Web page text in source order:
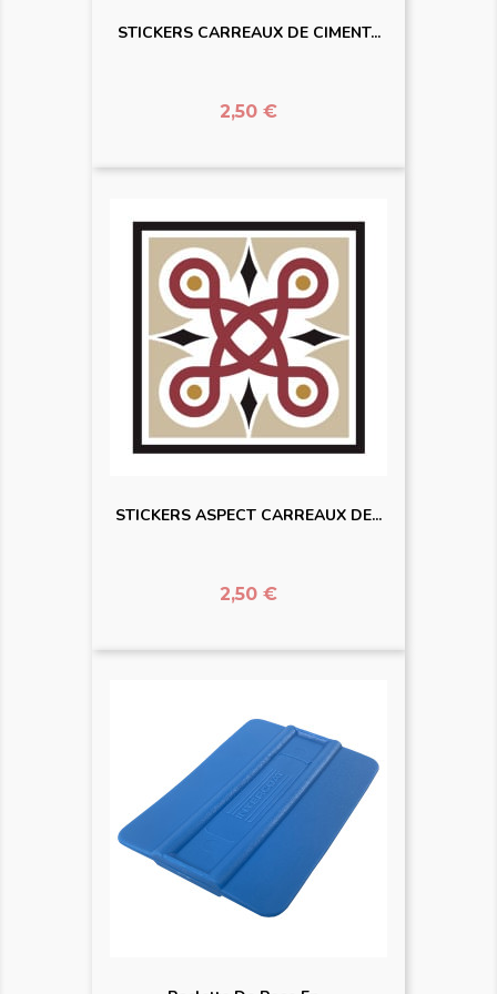
STICKERS CARREAUX DE CIMENT...
Prix
2,50 €
STICKERS ASPECT CARREAUX DE...
Prix
2,50 €